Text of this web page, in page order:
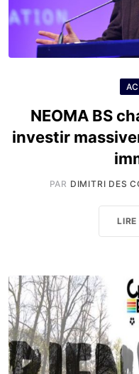
NEOMA BS
investir
PAR DIMITRI DES